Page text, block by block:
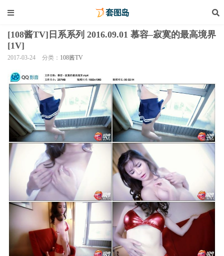
[108酱TV]日系系列 2016.09.01 慕容–寂寞的最高境界
[1V]
2017-03-24 分类： 108酱TV